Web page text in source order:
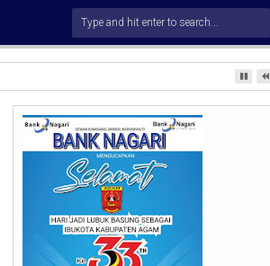
Percepatan Penanganan Pascabencana.